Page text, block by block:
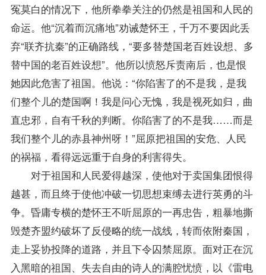
冤莫白的情况下，他所拳拳关注的仍然是祖国和人民的
命运。他“沉着而沉痛地”劝诫楚怀王，千万不要因此丢
弃“联齐抗秦”的正确路线，“要多替楚国老百姓设想、多
替中国的老百姓设想”。他所以愤怒斥责南后，也是恨
她因此危害了祖国。他说：“你陷害了的不是我，是我
们整个儿的楚国啊！我是问心无愧，我是视死如归，曲
直忠邪，自有千秋的判断。你陷害了的不是我……而是
我们整个儿的赤县神州呀！”屈原把祖国的安危、人民
的祸福，看得远远重于自身的利害得失。
对于祖国和人民爱得越深，使他对于卖国集团恨得
越甚，而且终于使他冲破一切思想束缚去进行英勇的斗
争。昏庸专横的楚怀王不听屈原的一再忠告，粗暴地撕
毁楚齐盟约破坏了反侵略的统一战线，转而依附秦国，
走上妥协投降的道路，并且下令囚禁屈原。面对正在沉
入黑暗的祖国、失去自由的诗人的满腔忧愤，以《雷电